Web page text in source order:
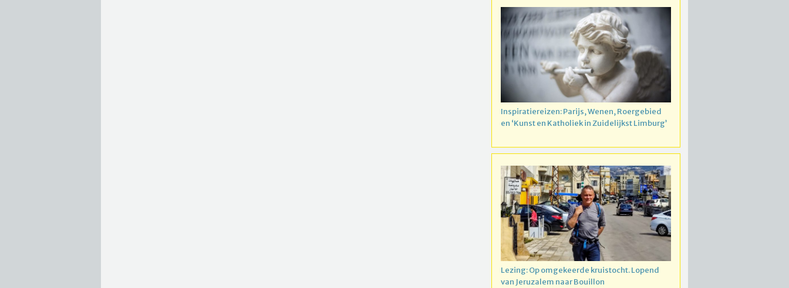
Inspiratiereizen: Parijs, Wenen, Roergebied
en ‘Kunst en Katholiek in Zuidelijkst Limburg’
Lezing: Op omgekeerde kruistocht. Lopend
van Jeruzalem naar Bouillon